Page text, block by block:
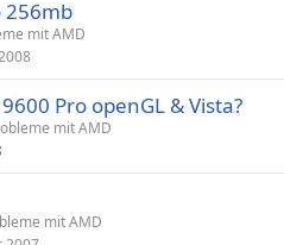
256mb
mit AMD
Pro openGL & Vista?
mit AMD
mit AMD